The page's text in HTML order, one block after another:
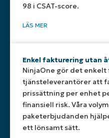
98 i CSAT-score.
LÄS MER
Enkel fakturering utan
NinjaOne gör det enkelt
tjänsteleverantörer att
prissättning per enhet
finansiell risk. Våra
paketerbjudanden
ett lönsamt sätt.